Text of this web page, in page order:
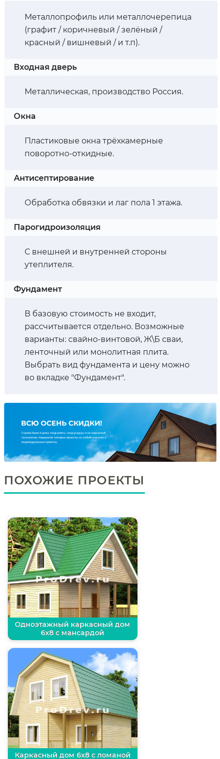
Металлопрофиль или металлочерепица
(графит / коричневый / зелёный /
красный / вишневый / и т.п).
Входная дверь
Металлическая, производство Россия.
Окна
Пластиковые окна трёхкамерные
поворотно-откидные.
Антисептирование
Обработка обвязки и лаг пола 1 этажа.
Парогидроизоляция
С внешней и внутренней стороны
утеплителя.
Фундамент
В базовую стоимость не входит,
рассчитывается отдельно. Возможные
варианты: свайно-винтовой, Ж\Б сваи,
ленточный или монолитная плита.
Выбрать вид фундамента и цену можно
во вкладке "Фундамент".
ПОХОЖИЕ ПРОЕКТЫ
Одноэтажный каркасный дом
6х8 с мансардой
Каркасный дом 6х8 с ломаной